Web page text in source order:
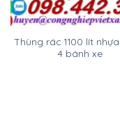
Thùng rác 1100 lít nhựa
4 bánh xe